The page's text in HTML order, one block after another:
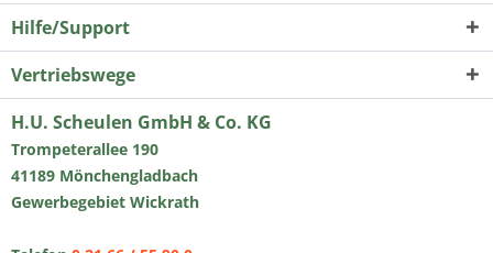
Hilfe/Support
Vertriebswege
H.U. Scheulen GmbH & Co. KG
Trompeterallee 190
41189 Mönchengladbach
Gewerbegebiet Wickrath